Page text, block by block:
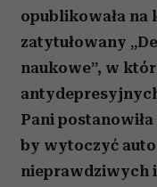
opublikowała na
zatytułowany
naukowe”, w
Pani
by wytoczyć
nieprawdziwych